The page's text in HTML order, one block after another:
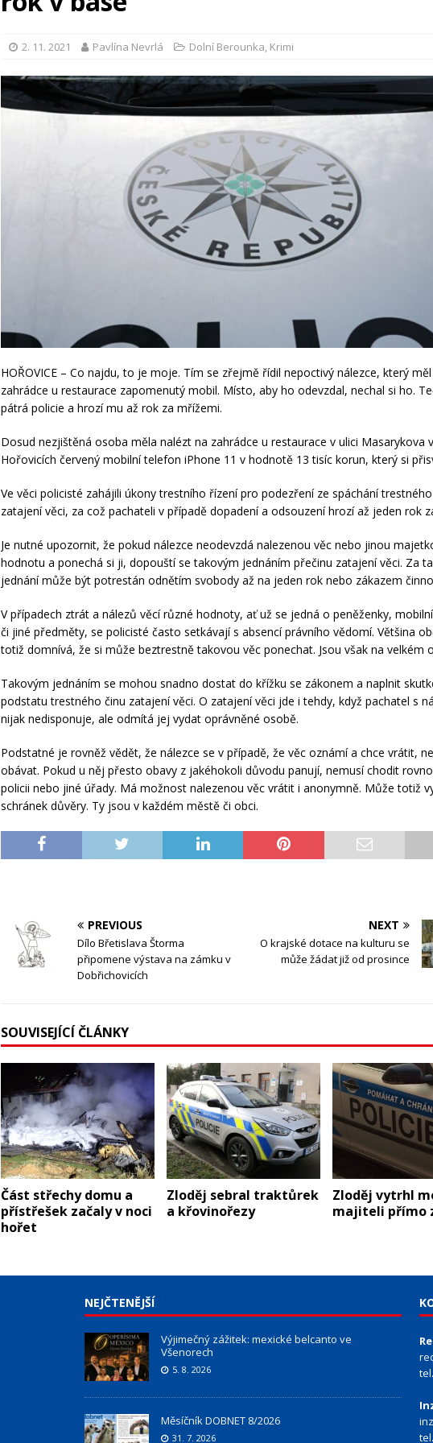
2. 11. 2021 Pavlína Nevrlá Dolní Berounka, Krimi
HOŘOVICE – Co najdu, to je moje. Tím se zřejmě řídil nepoctivý nálezce, který
zahrádce u restaurace zapomenutý mobil. Místo, aby ho odevzdal, nechal si ho.
pátrá policie a hrozí mu až rok za mřížemi.
Dosud nezjištěná osoba měla nalézt na zahrádce u restaurace v ulici Masarykova v
Hořovicích červený mobilní telefon iPhone 11 v hodnotě 13 tisíc korun, který si
Ve věci policisté zahájili úkony trestního řízení pro podezření ze spáchání
zatajení věci, za což pachateli v případě dopadení a odsouzení hrozí až jeden rok
Je nutné upozornit, že pokud nálezce neodevzdá nalezenou věc nebo jinou
hodnotu a ponechá si ji, dopouští se takovým jednáním přečinu zatajení věci. Za
jednání může být potrestán odnětím svobody až na jeden rok nebo zákazem
V případech ztrát a nálezů věcí různé hodnoty, ať už se jedná o peněženky,
či jiné předměty, se policisté často setkávají s absencí právního vědomí. Většina
totiž domnívá, že si může beztrestně takovou věc ponechat. Jsou však na velkém
Takovým jednáním se mohou snadno dostat do křížku se zákonem a naplnit
podstatu trestného činu zatajení věci. O zatajení věci jde i tehdy, když pachatel s
nijak nedisponuje, ale odmítá jej vydat oprávněné osobě.
Podstatné je rovněž vědět, že nálezce se v případě, že věc oznámí a chce vrátit,
obávat. Pokud u něj přesto obavy z jakéhokoli důvodu panují, nemusí chodit
policii nebo jiné úřady. Má možnost nalezenou věc vrátit i anonymně. Může totiž
schránek důvěry. Ty jsou v každém městě či obci.
PREVIOUS
Dílo Břetislava Štorma
připomene výstava na zámku v
Dobřichovicích
NEXT
O krajské dotace na kulturu se
může žádat již od prosince
SOUVISEJÍCÍ ČLÁNKY
Část střechy domu a
přístřešek začaly v noci
hořet
Zloděj sebral traktůrek
a křovinořezy
Zloděj vytrhl
majiteli přímo
NEJČTENĚJŠÍ
Výjimečný zážitek: mexické belcanto ve
Všenorech
5. 8. 2026
Měsíčník DOBNET 8/2026
31. 7. 2026